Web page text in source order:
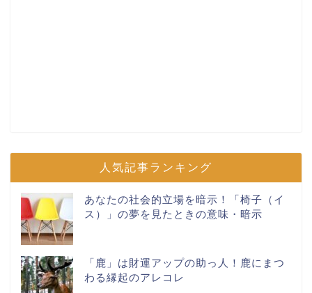
人気記事ランキング
あなたの社会的立場を暗示！「椅子（イ
ス）」の夢を見たときの意味・暗示
「鹿」は財運アップの助っ人！鹿にまつ
わる縁起のアレコレ